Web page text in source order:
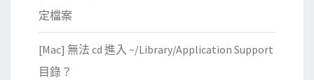
定檔案
[Mac] 無法 cd 進入 ~/Library/Application Support
目錄？